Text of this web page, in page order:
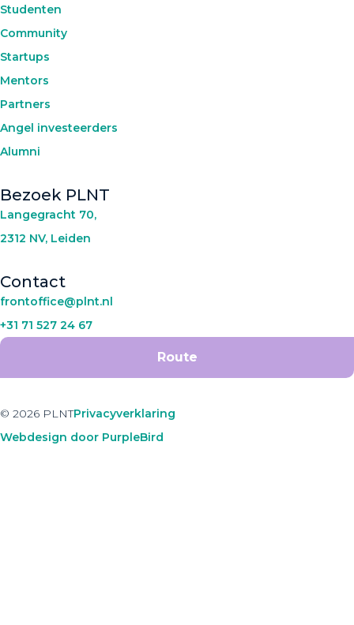
Studenten
Community
Startups
Mentors
Partners
Angel investeerders
Alumni
Bezoek PLNT
Langegracht 70,
2312 NV, Leiden
Contact
frontoffice@plnt.nl
+31 71 527 24 67
Route
© 2026 PLNTPrivacyverklaring
Webdesign door PurpleBird